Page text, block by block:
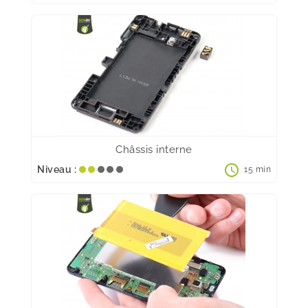
Châssis interne
Niveau : schedule 15 min